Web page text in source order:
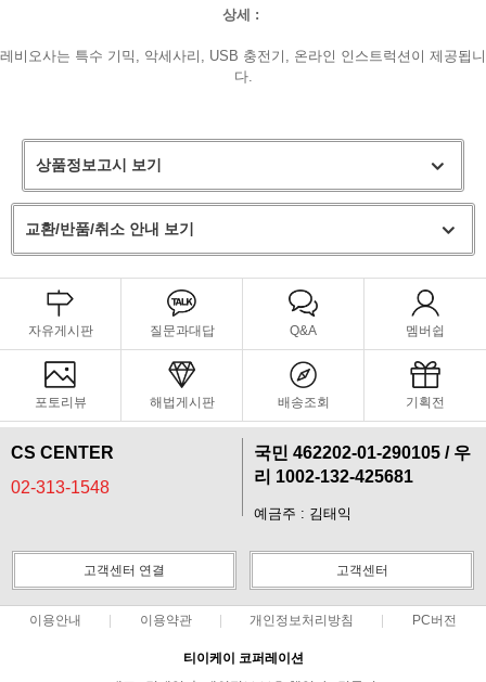
상세 :
레비오사는 특수 기믹, 악세사리, USB 충전기, 온라인 인스트럭션이 제공됩니
다.
상품정보고시 보기
교환/반품/취소 안내 보기
자유게시판 질문과대답 Q&A 멤버쉽
포토리뷰 해법게시판 배송조회 기획전
CS CENTER
02-313-1548
국민 462202-01-290105 / 우
리 1002-132-425681
예금주 : 김태익
고객센터 연결 고객센터
이용안내 이용약관 개인정보처리방침 PC버전
티이케이 코퍼레이션